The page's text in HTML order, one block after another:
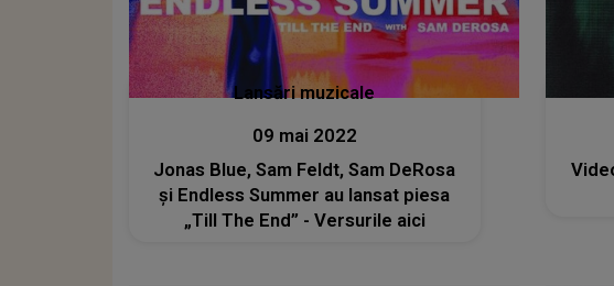
Lansări muzicale
09 mai 2022
Jonas Blue, Sam Feldt, Sam DeRosa
și Endless Summer au lansat piesa
„Till The End” - Versurile aici